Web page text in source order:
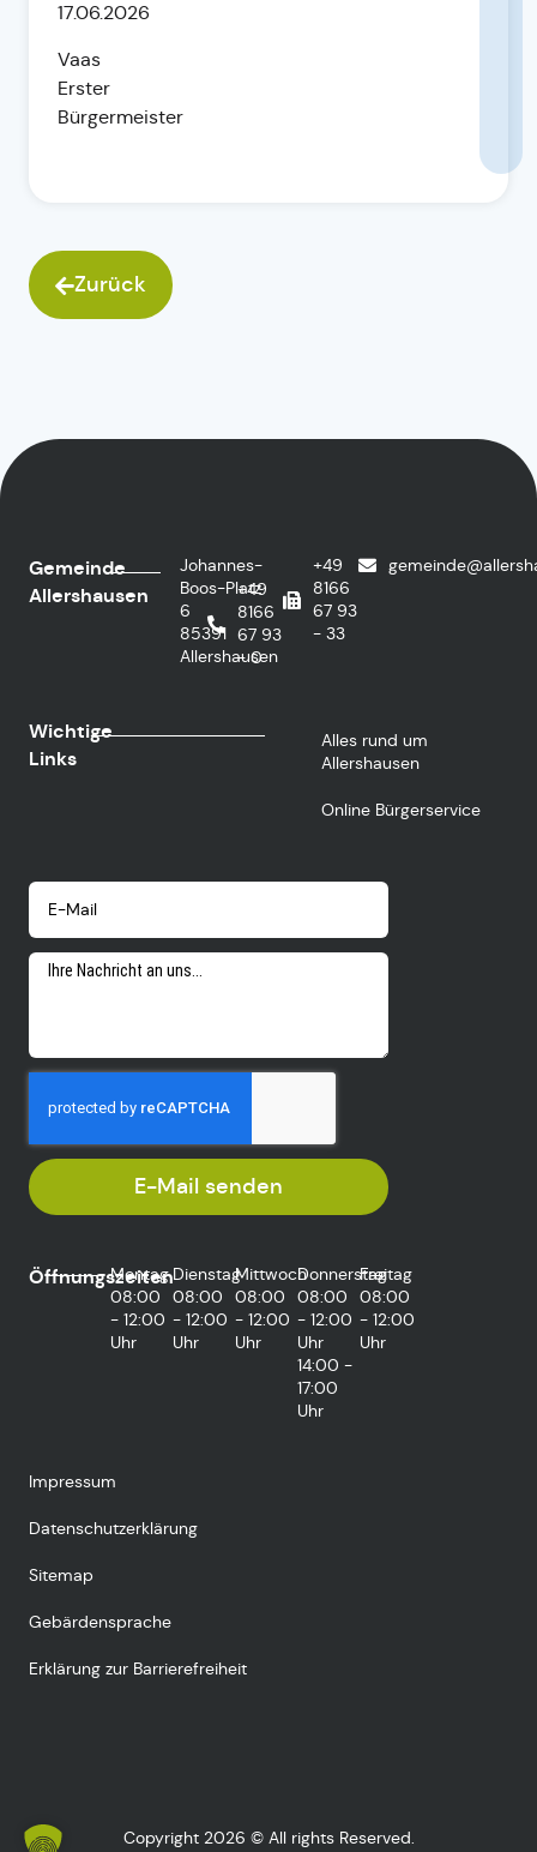
17.06.2026
Vaas
Erster
Bürgermeister
Zurück
Gemeinde
Allershausen
Johannes-
Boos-Platz
6
85391
Allershausen
+49
8166
67 93
- 0
+49
8166
67 93
- 33
Wichtige
Links
Alles rund um
Allershausen
Online Bürgerservice
E-Mail senden
Öffnungszeiten
Montag
08:00
- 12:00
Uhr
Dienstag
08:00
- 12:00
Uhr
Mittwoch
08:00
- 12:00
Uhr
Donnerstag
08:00
- 12:00
Uhr
14:00 -
17:00
Uhr
Freitag
08:00
- 12:00
Uhr
Impressum
Datenschutzerklärung
Sitemap
Gebärdensprache
Erklärung zur Barrierefreiheit
Copyright 2026 © All rights Reserved.